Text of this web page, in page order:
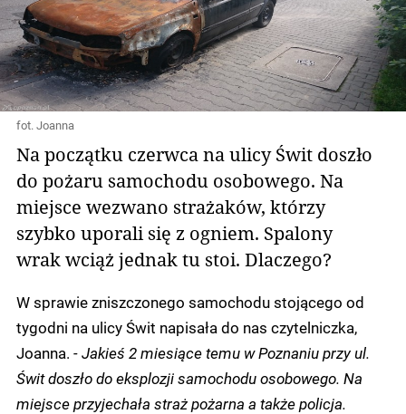
fot. Joanna
Na początku czerwca na ulicy Świt doszło
do pożaru samochodu osobowego. Na
miejsce wezwano strażaków, którzy
szybko uporali się z ogniem. Spalony
wrak wciąż jednak tu stoi. Dlaczego?
W sprawie zniszczonego samochodu stojącego od
tygodni na ulicy Świt napisała do nas czytelniczka,
Joanna. - Jakieś 2 miesiące temu w Poznaniu przy ul.
Świt doszło do eksplozji samochodu osobowego. Na
miejsce przyjechała straż pożarna a także policja.